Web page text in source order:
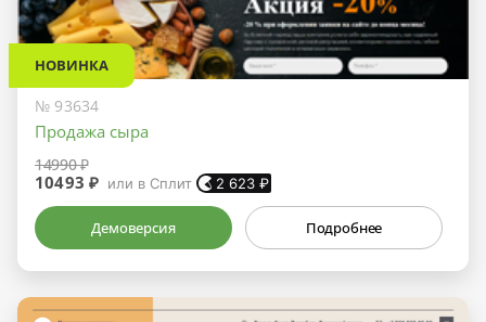
НОВИНКА
№ 93634
Продажа сыра
14990 ₽
10493 ₽ или в Сплит 2 623 ₽
Демоверсия Подробнее